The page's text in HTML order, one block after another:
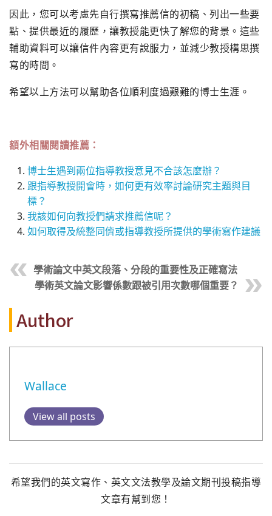
因此， 您可以考慮先自行撰寫推薦信的初稿、列出一些要
點、 提供最近的履歷，讓教授能更快了解您的背景。 這些
輔助資料可以讓信件內容更有說服力， 並減少教授構思撰
寫的時間。
希望以上方法可以幫助各位順利度過艱難的博士生涯。
額外相關閱讀推薦：
博士生遇到兩位指導教授意見不合該怎麼辦？
跟指導教授開會時，如何更有效率討論研究主題與目
標？
我該如何向教授們請求推薦信呢？
如何取得及統整同儕或指導教授所提供的學術寫作建議
學術論文中英文段落、分段的重要性及正確寫法
學術英文論文影響係數跟被引用次數哪個重要？
Author
Wallace
View all posts
希望我們的英文寫作、英文文法教學及論文期刊投稿指導
文章有幫到您！